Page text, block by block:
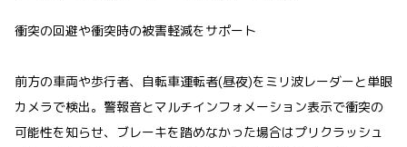
衝突の回避や衝突時の被害軽減をサポート
前方の車両や歩行者、自転車運転者(昼夜)をミリ波レーダーと単眼
カメラで検出。警報音とマルチインフォメーション表示で衝突の
可能性を知らせ、ブレーキを踏めなかった場合はプリクラッシュ